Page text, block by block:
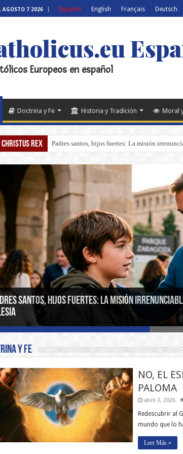
AGOSTO 7 2026 Español English Français Deutsch
Europeos en español
Doctrina y Fe Historia y Tradición Moral
Christus Rex Padres santos, hijos fuertes: La misión
santos, hijos fuertes: La misión
Transfiguración del Señor: cuando el Cielo se
que nos espera
y Fe
NO, EL
PALOMA
abril 3, 2026
Redescubrir al
mundo que lo
Leer Más »